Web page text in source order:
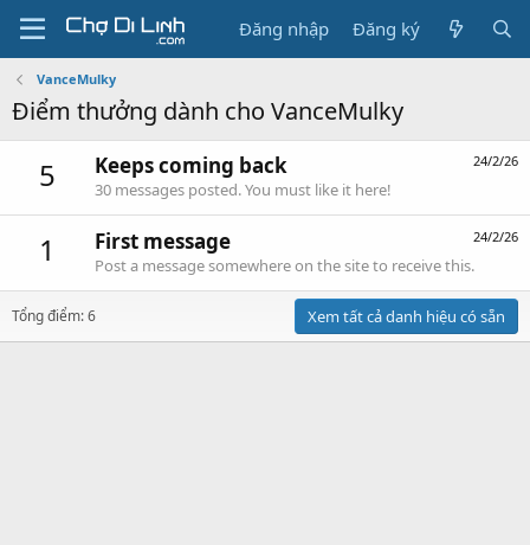
Đăng nhập Đăng ký
VanceMulky
Điểm thưởng dành cho VanceMulky
5 24/2/26
Keeps coming back
30 messages posted. You must like it here!
1 24/2/26
First message
Post a message somewhere on the site to receive this.
Tổng điểm: 6 Xem tất cả danh hiệu có sẵn